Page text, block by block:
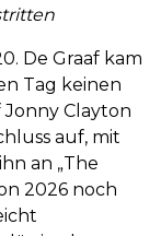
De Graaf kam
Tag keinen
Jonny Clayton
auf, mit
an „The
2026 noch